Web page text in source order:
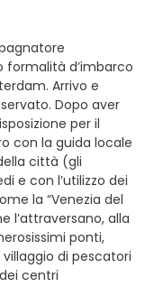
formalità d’imbarco
Arrivo e
Dopo aver
per il
con la guida locale
città (gli
e con l’utilizzo dei
la “Venezia del
l’attraversano, alla
ponti,
di pescatori
centri